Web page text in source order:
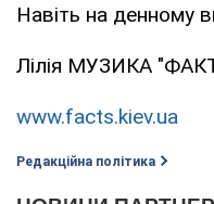
Навіть на денному
Лілія МУЗИКА
www.facts.kiev.ua
Редакційна політика